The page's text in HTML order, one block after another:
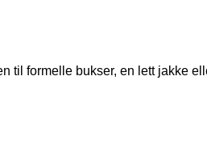
til formelle bukser, en lett jakke